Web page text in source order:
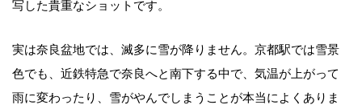
写した貴重なショットです。
実は奈良盆地では、滅多に雪が降りません。京都駅では雪景
色でも、近鉄特急で奈良へと南下する中で、気温が上がって
雨に変わったり、雪がやんでしまうことが本当によくありま